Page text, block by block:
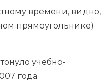
времени, видно,
прямоугольнике)
учебно-
года.